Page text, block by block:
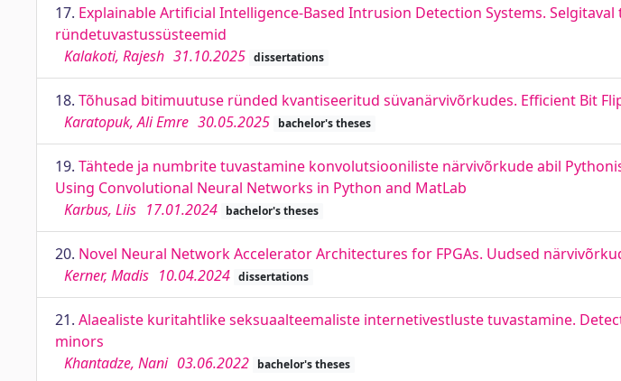
17. Explainable Artiﬁcial Intelligence-Based Intrusion Detection Systems.
ründetuvastussüsteemid
Kalakoti, Rajesh 31.10.2025 dissertations
18. Tõhusad bitimuutuse ründed kvantiseeritud süvanärvivõrkudes. Efficient Bit
Karatopuk, Ali Emre 30.05.2025 bachelor's theses
19. Tähtede ja numbrite tuvastamine konvolutsiooniliste närvivõrkude abil
Using Convolutional Neural Networks in Python and MatLab
Karbus, Liis 17.01.2024 bachelor's theses
20. Novel Neural Network Accelerator Architectures for FPGAs. Uudsed
Kerner, Madis 10.04.2024 dissertations
21. Alaealiste kuritahtlike seksuaalteemaliste internetivestluste tuvastamine.
minors
Khantadze, Nani 03.06.2022 bachelor's theses